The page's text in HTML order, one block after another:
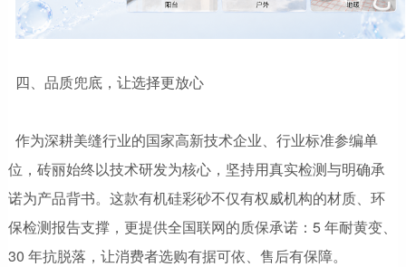
四、品质兜底，让选择更放心
作为深耕美缝行业的国家高新技术企业、行业标准参编单
位，砖丽始终以技术研发为核心，坚持用真实检测与明确承
诺为产品背书。这款有机硅彩砂不仅有权威机构的材质、环
保检测报告支撑，更提供全国联网的质保承诺：5 年耐黄变、
30 年抗脱落，让消费者选购有据可依、售后有保障。